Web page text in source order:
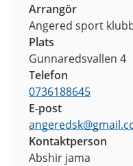
Arrangör
Angered sport
Plats
Gunnaredsvallen 4
Telefon
0736188645
E-post
angeredsk@
Kontaktperson
Abshir jama